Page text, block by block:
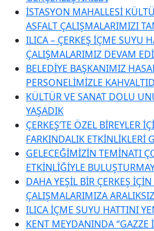
İSTASYON MAHALLESİ
ASFALT ÇALIŞMALARIMIZI
ILICA – ÇERKEŞ İÇME SUYU
ÇALIŞMALARIMIZ DEVAM
BELEDİYE BAŞKANIMIZ
PERSONELİMİZLE
KÜLTÜR VE SANAT DOLU
YAŞADIK
ÇERKEŞ’TE ÖZEL BİREYLER
FARKINDALIK ETKİNLİKLERİ
GELECEĞİMİZİN TEMİNATI
ETKİNLİĞİYLE
DAHA YEŞİL BİR ÇERKEŞ
ÇALIŞMALARIMIZA
ILICA İÇME SUYU HATTINI
KENT MEYDANINDA “GAZZE